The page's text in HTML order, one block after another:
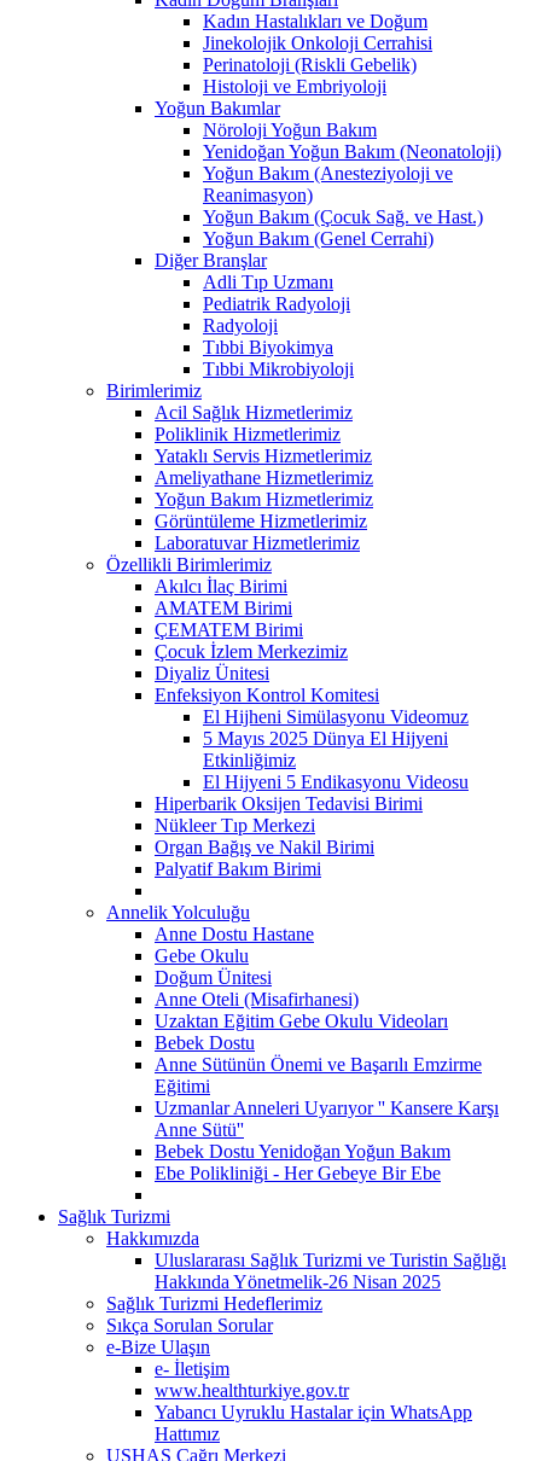
Kadın Hastalıkları ve Doğum
Jinekolojik Onkoloji Cerrahisi
Perinatoloji (Riskli Gebelik)
Histoloji ve Embriyoloji
Yoğun Bakımlar
Nöroloji Yoğun Bakım
Yenidoğan Yoğun Bakım (Neonatoloji)
Yoğun Bakım (Anesteziyoloji ve
Reanimasyon)
Yoğun Bakım (Çocuk Sağ. ve Hast.)
Yoğun Bakım (Genel Cerrahi)
Diğer Branşlar
Adli Tıp Uzmanı
Pediatrik Radyoloji
Radyoloji
Tıbbi Biyokimya
Tıbbi Mikrobiyoloji
Birimlerimiz
Acil Sağlık Hizmetlerimiz
Poliklinik Hizmetlerimiz
Yataklı Servis Hizmetlerimiz
Ameliyathane Hizmetlerimiz
Yoğun Bakım Hizmetlerimiz
Görüntüleme Hizmetlerimiz
Laboratuvar Hizmetlerimiz
Özellikli Birimlerimiz
Akılcı İlaç Birimi
AMATEM Birimi
ÇEMATEM Birimi
Çocuk İzlem Merkezimiz
Diyaliz Ünitesi
Enfeksiyon Kontrol Komitesi
El Hijheni Simülasyonu Videomuz
5 Mayıs 2025 Dünya El Hijyeni
Etkinliğimiz
El Hijyeni 5 Endikasyonu Videosu
Hiperbarik Oksijen Tedavisi Birimi
Nükleer Tıp Merkezi
Organ Bağış ve Nakil Birimi
Palyatif Bakım Birimi
Annelik Yolculuğu
Anne Dostu Hastane
Gebe Okulu
Doğum Ünitesi
Anne Oteli (Misafirhanesi)
Uzaktan Eğitim Gebe Okulu Videoları
Bebek Dostu
Anne Sütünün Önemi ve Başarılı Emzirme
Eğitimi
Uzmanlar Anneleri Uyarıyor '' Kansere Karşı
Anne Sütü''
Bebek Dostu Yenidoğan Yoğun Bakım
Ebe Polikliniği - Her Gebeye Bir Ebe
Sağlık Turizmi
Hakkımızda
Uluslararası Sağlık Turizmi ve Turistin Sağlığı
Hakkında Yönetmelik-26 Nisan 2025
Sağlık Turizmi Hedeflerimiz
Sıkça Sorulan Sorular
e-Bize Ulaşın
e- İletişim
www.healthturkiye.gov.tr
Yabancı Uyruklu Hastalar için WhatsApp
Hattımız
USHAŞ Çağrı Merkezi